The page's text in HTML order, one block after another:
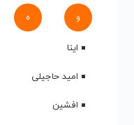
و ه
اینا
امید حاجیلی
افشین